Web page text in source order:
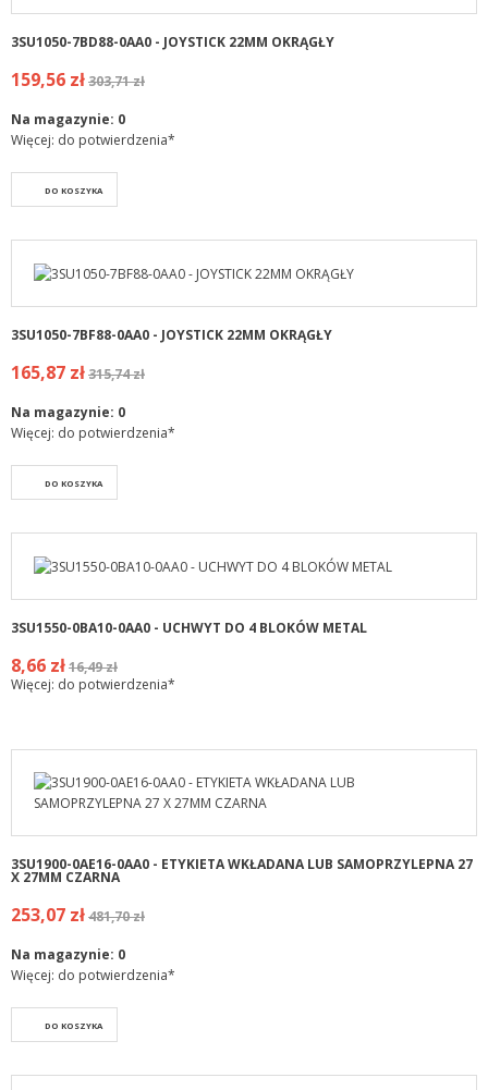
3SU1050-7BD88-0AA0 - JOYSTICK 22MM OKRĄGŁY
159,56 zł303,71 zł
Na magazynie: 0
Więcej: do potwierdzenia*
DO KOSZYKA
3SU1050-7BF88-0AA0 - JOYSTICK 22MM OKRĄGŁY
165,87 zł315,74 zł
Na magazynie: 0
Więcej: do potwierdzenia*
DO KOSZYKA
3SU1550-0BA10-0AA0 - UCHWYT DO 4 BLOKÓW METAL
8,66 zł16,49 zł
Więcej: do potwierdzenia*
3SU1900-0AE16-0AA0 - ETYKIETA WKŁADANA LUB SAMOPRZYLEPNA 27
X 27MM CZARNA
253,07 zł481,70 zł
Na magazynie: 0
Więcej: do potwierdzenia*
DO KOSZYKA